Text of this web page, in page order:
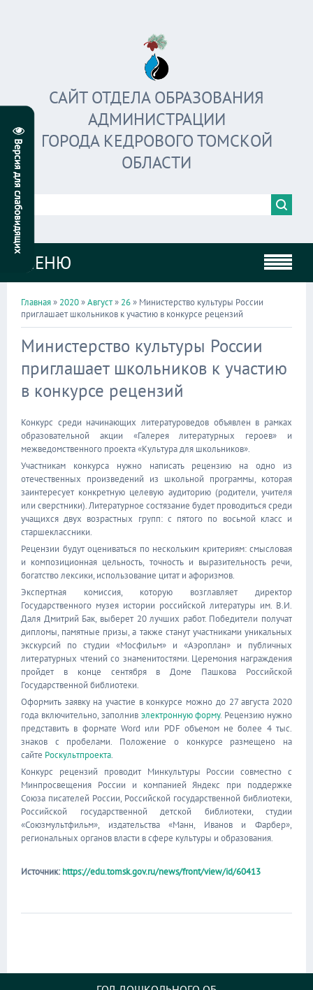
САЙТ ОТДЕЛА ОБРАЗОВАНИЯ
АДМИНИСТРАЦИИ
ГОРОДА КЕДРОВОГО ТОМСКОЙ
ОБЛАСТИ
МЕНЮ
Главная» 2020»Август» 26» Министерство культуры России
приглашает школьников к участию в конкурсе рецензий
Министерство культуры России
приглашает школьников к участию
в конкурсе рецензий
Конкурс среди начинающих литературоведов объявлен в рамках
образовательной акции «Галерея литературных героев» и
межведомственного проекта «Культура для школьников».
Участникам конкурса нужно написать рецензию на одно из
отечественных произведений из школьной программы, которая
заинтересует конкретную целевую аудиторию (родители, учителя
или сверстники). Литературное состязание будет проводиться среди
учащихся двух возрастных групп: с пятого по восьмой класс и
старшеклассники.
Рецензии будут оцениваться по нескольким критериям: смысловая
и композиционная цельность, точность и выразительность речи,
богатство лексики, использование цитат и афоризмов.
Экспертная комиссия, которую возглавляет директор
Государственного музея истории российской литературы им. В.И.
Даля Дмитрий Бак, выберет 20 лучших работ. Победители получат
дипломы, памятные призы, а также станут участниками уникальных
экскурсий по студии «Мосфильм» и «Аэроплан» и публичных
литературных чтений со знаменитостями. Церемония награждения
пройдет в конце сентября в Доме Пашкова Российской
Государственной библиотеки.
Оформить заявку на участие в конкурсе можно до 27 августа 2020
года включительно, заполнив электронную форму. Рецензию нужно
представить в формате Word или PDF объемом не более 4 тыс.
знаков с пробелами. Положение о конкурсе размещено на
сайте Роскультпроекта.
Конкурс рецензий проводит Минкультуры России совместно с
Минпросвещения России и компанией Яндекс при поддержке
Союза писателей России, Российской государственной библиотеки,
Российской государственной детской библиотеки, студии
«Союзмультфильм», издательства «Манн, Иванов и Фарбер»,
региональных органов власти в сфере культуры и образования.
Источник: https://edu.tomsk.gov.ru/news/front/view/id/60413